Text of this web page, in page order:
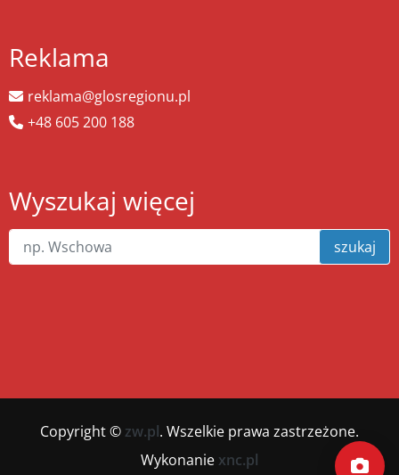
Reklama
reklama@glosregionu.pl
+48 605 200 188
Wyszukaj więcej
szukaj
Copyright © zw.pl. Wszelkie prawa zastrzeżone.
Wykonanie xnc.pl